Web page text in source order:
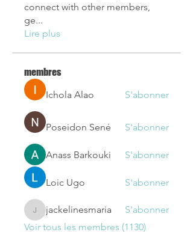
connect with other members,
ge...
Lire plus
membres
Ichola Alao
S'abonner
Poseidon Sené S'abonner
Anass Barkouki S'abonner
Loic Ugo S'abonner
jackelinesmaria
jackelinesmaria
S'abonner
Voir tous les membres (1130)